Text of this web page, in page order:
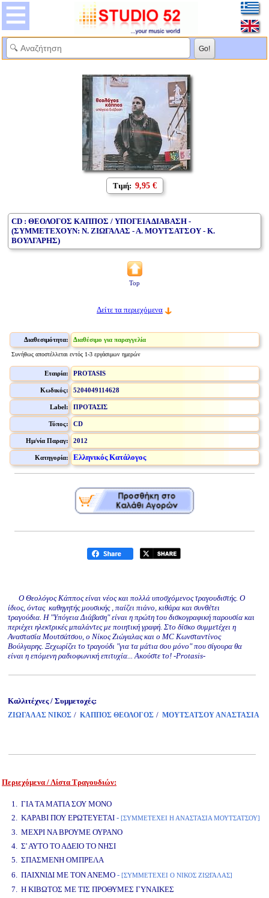
Τιμή: 9,95 €
CD : ΘΕΟΛΟΓΟΣ ΚΑΠΠΟΣ / ΥΠΟΓΕΙΑ ΔΙΑΒΑΣΗ -
(ΣΥΜΜΕΤΕΧΟΥΝ: Ν. ΖΙΩΓΑΛΑΣ - Α. ΜΟΥΤΣΑΤΣΟΥ - Κ.
ΒΟΥΛΓΑΡΗΣ)
Top
Δείτε τα περιεχόμενα
Διαθεσιμότητα: Διαθέσιμο για παραγγελία
Συνήθως αποστέλλεται εντός 1-3 εργάσιμων ημερών
Εταιρία: PROTASIS
Κωδικός: 5204049114628
Label: ΠΡΟΤΑΣΙΣ
Τύπος: CD
Ημ/νία Παραγ: 2012
Κατηγορία: Ελληνικός Κατάλογος
Ο Θεολόγος Κάππος είναι νέος και πολλά υποσχόμενος τραγουδιστής. Ο
ίδιος, όντας καθηγητής μουσικής , παίζει πιάνο, κιθάρα και συνθέτει
τραγούδια. Η "Υπόγεια Διάβαση" είναι η πρώτη του δισκογραφική παρουσία και
περιέχει ηλεκτρικές μπαλάντες με ποιητική γραφή. Στο δίσκο συμμετέχει η
Αναστασία Μουτσάτσου, ο Νίκος Ζιώγαλας και ο MC Κωνσταντίνος
Βούλγαρης. Ξεχωρίζει το τραγούδι "για τα μάτια σου μόνο" που σίγουρα θα
είναι η επόμενη ραδιοφωνική επιτυχία... Ακούστε το! -Protasis-
Καλλιτέχνες / Συμμετοχές:
ΖΙΩΓΑΛΑΣ ΝΙΚΟΣ / ΚΑΠΠΟΣ ΘΕΟΛΟΓΟΣ / ΜΟΥΤΣΑΤΣΟΥ ΑΝΑΣΤΑΣΙΑ
Περιεχόμενα / Λίστα Τραγουδιών:
1. ΓΙΑ ΤΑ ΜΑΤΙΑ ΣΟΥ ΜΟΝΟ
2. ΚΑΡΑΒΙ ΠΟΥ ΕΡΩΤΕΥΕΤΑΙ - [ΣΥΜΜΕΤΕΧΕΙ Η ΑΝΑΣΤΑΣΙΑ ΜΟΥΤΣΑΤΣΟΥ]
3. ΜΕΧΡΙ ΝΑ ΒΡΟΥΜΕ ΟΥΡΑΝΟ
4. Σ' ΑΥΤΟ ΤΟ ΑΔΕΙΟ ΤΟ ΝΗΣΙ
5. ΣΠΑΣΜΕΝΗ ΟΜΠΡΕΛΑ
6. ΠΑΙΧΝΙΔΙ ΜΕ ΤΟΝ ΑΝΕΜΟ - [ΣΥΜΜΕΤΕΧΕΙ Ο ΝΙΚΟΣ ΖΙΩΓΑΛΑΣ]
7. Η ΚΙΒΩΤΟΣ ΜΕ ΤΙΣ ΠΡΟΘΥΜΕΣ ΓΥΝΑΙΚΕΣ